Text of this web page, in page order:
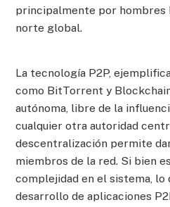
principalmente por hombres
norte global.
La tecnología P2P,
como BitTorrent y
autónoma, libre de la
cualquier otra autoridad
descentralización permite
miembros de la red. Si bien
complejidad en el sistema, lo
desarrollo de aplicaciones